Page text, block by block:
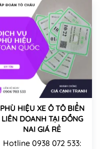
PHÙ HIỆU XE Ô TÔ BIỂN
LIÊN DOANH TẠI ĐỒNG
NAI GIÁ RẺ
Hotline 0938 072 533: